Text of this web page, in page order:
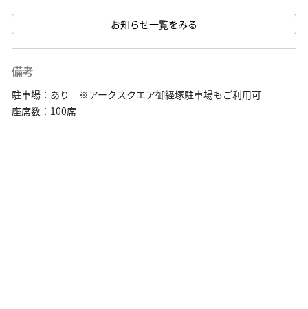
※2026年3月31日までの期間限定販売
※牛角食べ放題専門店相模大野店では販 ···
お知らせ一覧をみる
備考
駐車場：あり ※アークスクエア御経塚駐車場もご利用可
座席数：100席